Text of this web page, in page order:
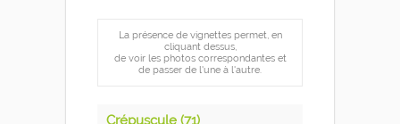
La présence de vignettes permet, en
cliquant dessus,
de voir les photos correspondantes et
de passer de l'une à l'autre.
Crépuscule (71)